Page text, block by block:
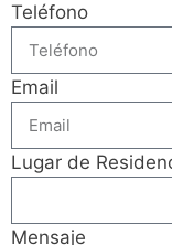
Teléfono
Email
Lugar de
Mensaje